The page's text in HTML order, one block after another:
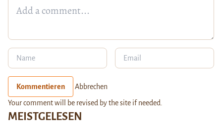
MEISTGELESEN
Kommentieren Abbrechen
Your comment will be revised by the site if needed.